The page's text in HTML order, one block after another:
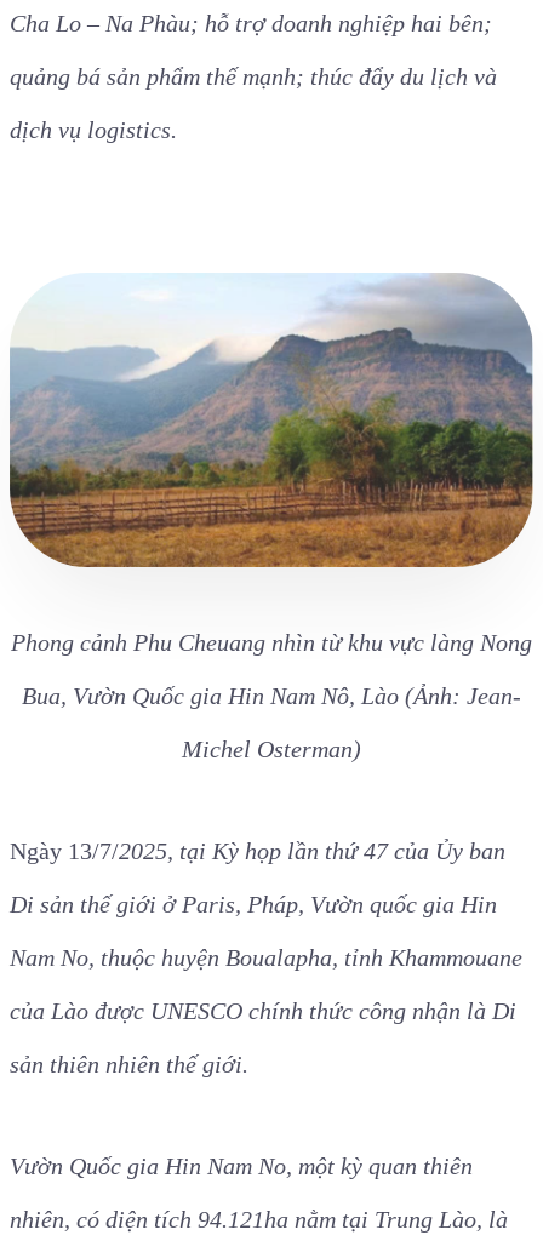
Cha Lo – Na Phàu; hỗ trợ doanh nghiệp hai bên;
quảng bá sản phẩm thế mạnh; thúc đẩy du lịch và
dịch vụ logistics.
Phong cảnh Phu Cheuang nhìn từ khu vực làng Nong
Bua, Vườn Quốc gia Hin Nam Nô, Lào (Ảnh: Jean-
Michel Osterman)
Ngày 13/7/2025, tại Kỳ họp lần thứ 47 của Ủy ban
Di sản thế giới ở Paris, Pháp, Vườn quốc gia Hin
Nam No, thuộc huyện Boualapha, tỉnh Khammouane
của Lào được UNESCO chính thức công nhận là Di
sản thiên nhiên thế giới.
Vườn Quốc gia Hin Nam No, một kỳ quan thiên
nhiên, có diện tích 94.121ha nằm tại Trung Lào, là